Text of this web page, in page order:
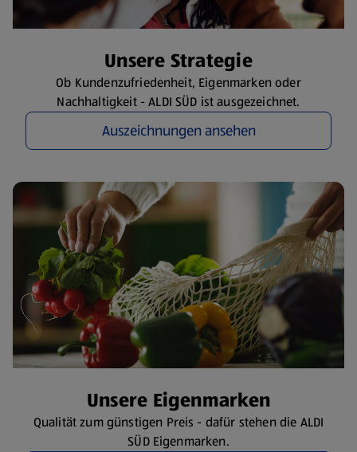
​Unsere Strategie
Ob Kundenzufriedenheit, Eigenmarken oder
Nachhaltigkeit - ALDI SÜD ist ausgezeichnet.
Auszeichnungen ansehen
​Unsere Eigenmarken
Qualität zum günstigen Preis - dafür stehen die ALDI
SÜD Eigenmarken.